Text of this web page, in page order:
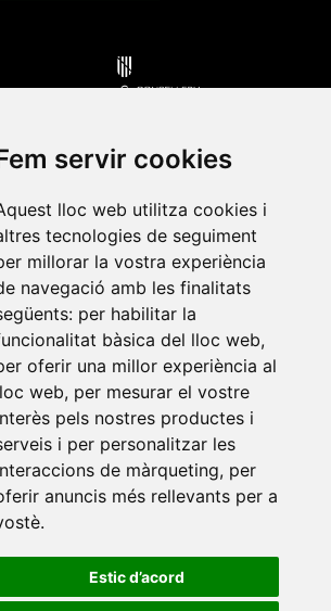
servir cookies
lloc web utilitza cookies i
tecnologies de seguiment
millorar la vostra experiència
navegació amb les finalitats
per habilitar la
bàsica del lloc web,
oferir una millor experiència al
web, per mesurar el vostre
pels nostres productes i
i per personalitzar les
de màrqueting, per
anuncis més rellevants per a
.
Estic d’acord
CEU • Universitat d'Alacant
•Universitat Autònoma de
de Barcelona •
Herrera•Universitat de Girona•
les Illes Balears•Universitat
Catalunya•Universitat Jaume I
•Universitat Miguel Hernández
Oberta de Catalunya•Universitat
Domitia•Universitat Politècnica de
Politècnica de València •
Fabra
i Virgili•Universitat de Sàsser•
València•Universitat de Vic -
Central de Catalunya